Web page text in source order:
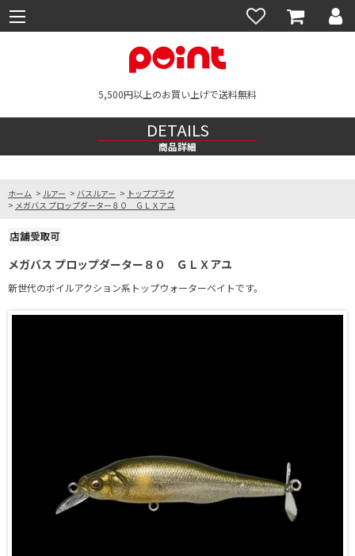
5,500円以上のお買い上げで送料無料
DETAILS
商品詳細
ホーム > ルアー > バスルアー > トッププラグ
> メガバス プロップダーター８０ ＧＬＸアユ
メガバス プロップダーター８０ ＧＬＸアユ
新世代のボイルアクション系トップウォーターベイトです。